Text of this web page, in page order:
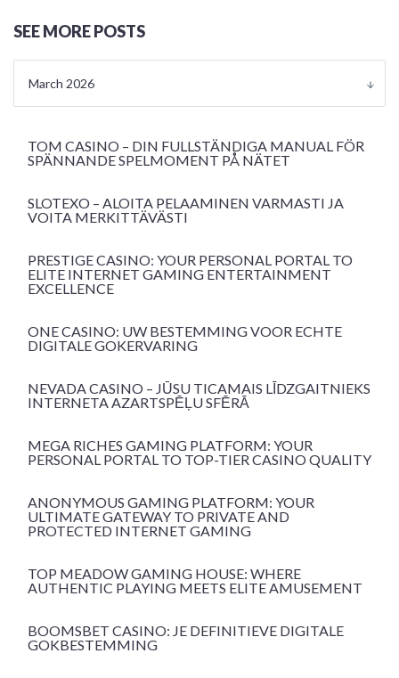
SEE MORE POSTS
March 2026
TOM CASINO – DIN FULLSTÄNDIGA MANUAL FÖR
SPÄNNANDE SPELMOMENT PÅ NÄTET
SLOTEXO – ALOITA PELAAMINEN VARMASTI JA
VOITA MERKITTÄVÄSTI
PRESTIGE CASINO: YOUR PERSONAL PORTAL TO
ELITE INTERNET GAMING ENTERTAINMENT
EXCELLENCE
ONE CASINO: UW BESTEMMING VOOR ECHTE
DIGITALE GOKERVARING
NEVADA CASINO – JŪSU TICAMAIS LĪDZGAITNIEKS
INTERNETA AZARTSPĒĻU SFĒRĀ
MEGA RICHES GAMING PLATFORM: YOUR
PERSONAL PORTAL TO TOP-TIER CASINO QUALITY
ANONYMOUS GAMING PLATFORM: YOUR
ULTIMATE GATEWAY TO PRIVATE AND
PROTECTED INTERNET GAMING
TOP MEADOW GAMING HOUSE: WHERE
AUTHENTIC PLAYING MEETS ELITE AMUSEMENT
BOOMSBET CASINO: JE DEFINITIEVE DIGITALE
GOKBESTEMMING